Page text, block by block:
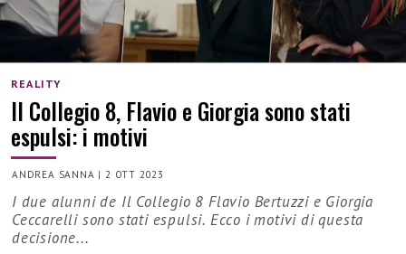
REALITY
Il Collegio 8, Flavio e Giorgia sono stati
espulsi: i motivi
ANDREA SANNA |2 OTT 2023
I due alunni de Il Collegio 8 Flavio Bertuzzi e Giorgia
Ceccarelli sono stati espulsi. Ecco i motivi di questa
decisione...